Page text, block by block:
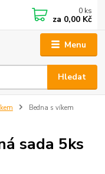
Menu
Hledat
0 ks
za 0,00 Kč
Bedna s víkem
sada 5ks